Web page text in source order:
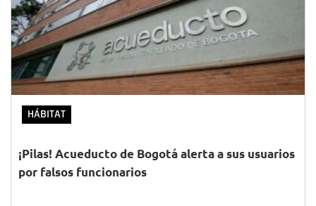
HÁBITAT
¡Pilas! Acueducto de Bogotá alerta a sus usuarios
por falsos funcionarios